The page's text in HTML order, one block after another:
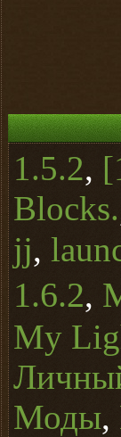
1.5.2,
Blocks.
jj,
1.6.2,
My
Моды,